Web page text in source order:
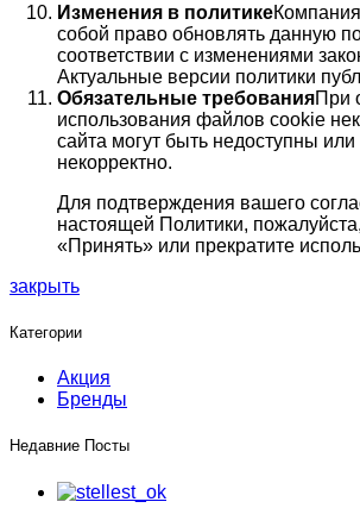
Изменения в политике
собой право обновлять данную
соответствии с изменениями
Актуальные версии политики
Обязательные требованияПри
использования файлов cookie
сайта могут быть недоступны или
некорректно.
Для подтверждения вашего
настоящей Политики,
«Принять» или прекратите
закрыть
Категории
Акция
Бренды
Недавние Посты